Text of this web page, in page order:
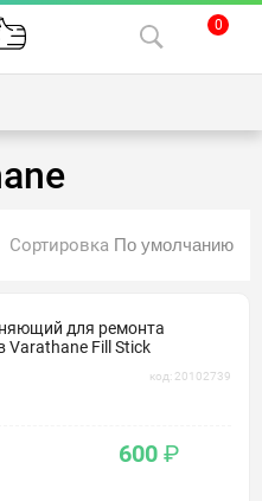
0
Сортировка
для ремонта
Varathane Fill Stick
код: 20102739
600 ₽